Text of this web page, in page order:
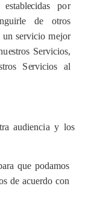
establecidas por
irle de otros
un serviciomejor
estros Servicios,
Servicios al
audiencia y los
ara que podamos
de acuerdo con